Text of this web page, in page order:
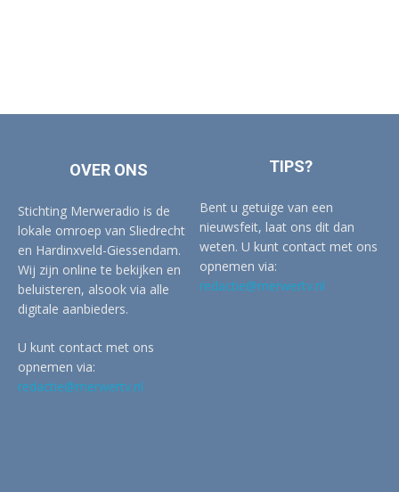
OVER ONS
Stichting Merweradio is de
lokale omroep van Sliedrecht
en Hardinxveld-Giessendam.
Wij zijn online te bekijken en
beluisteren, alsook via alle
digitale aanbieders.
U kunt contact met ons
opnemen via:
redactie@merwertv.nl
TIPS?
Bent u getuige van een
nieuwsfeit, laat ons dit dan
weten. U kunt contact met ons
opnemen via:
redactie@merwertv.nl